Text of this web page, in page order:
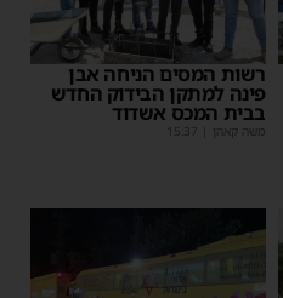
רשות המסים הניחה אבן
פינה למתקן הבידוק החדש
בבית המכס אשדוד
משה קאהן 15:37